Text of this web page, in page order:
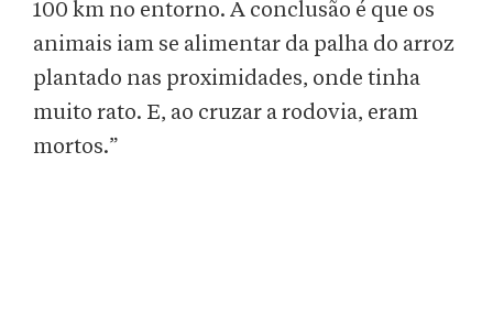
100 km no entorno. A conclusão é que os
animais iam se alimentar da palha do arroz
plantado nas proximidades, onde tinha
muito rato. E, ao cruzar a rodovia, eram
mortos.”